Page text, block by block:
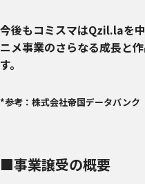
今後もコミスマはQzil.laを
ニメ事業のさらなる成長と
す。
*参考：株式会社帝国データバンク
■事業譲受の概要